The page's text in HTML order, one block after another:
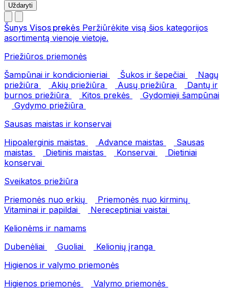
Uždaryti
Šunys Visos prekės Peržiūrėkite visą šios kategorijos
asortimentą vienoje vietoje.
Priežiūros priemonės
Šampūnai ir kondicionieriai
Šukos ir šepečiai
Nagų
priežiūra
Akių priežiūra Ausų priežiūra
Dantų ir
burnos priežiūra
Kitos prekės
Gydomieji šampūnai
Gydymo priežiūra
Sausas maistas ir konservai
Hipoalerginis maistas
Advance maistas
Sausas
maistas
Dietinis maistas Konservai
Dietiniai
konservai
Sveikatos priežiūra
Priemonės nuo erkių
Priemonės nuo kirminų
Vitaminai ir papildai
Nereceptiniai vaistai
Kelionėms ir namams
Dubenėliai
Guoliai
Kelionių įranga
Higienos ir valymo priemonės
Higienos priemonės
Valymo priemonės